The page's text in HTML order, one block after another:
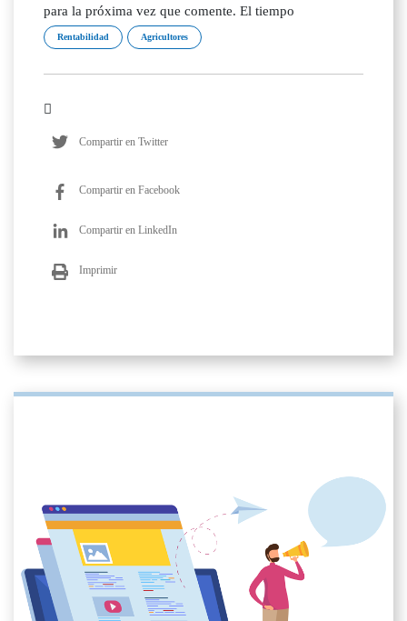
para la próxima vez que comente. El tiempo
Rentabilidad Agricultores
Compartir en Twitter
Compartir en Facebook
Compartir en LinkedIn
Imprimir